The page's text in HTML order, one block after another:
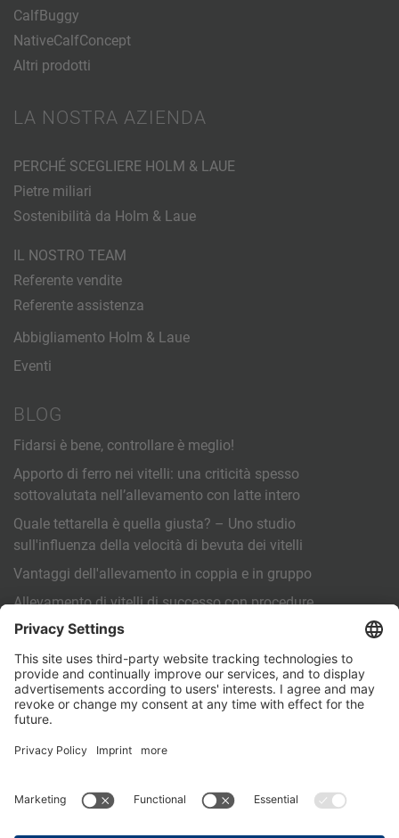
CalfBuggy
NativeCalfConcept
Altri prodotti
LA NOSTRA AZIENDA
PERCHÉ SCEGLIERE HOLM & LAUE
Pietre miliari
Sostenibilità da Holm & Laue
IL NOSTRO TEAM
Referente vendite
Referente assistenza
Abbigliamento Holm & Laue
Eventi
BLOG
Fidarsi è bene, controllare è meglio!
Apporto di ferro nei vitelli: una criticità spesso
sottovalutata nell’allevamento con latte intero
Quale tettarella è quella giusta? – Uno studio
sull'influenza della velocità di bevuta dei vitelli
Vantaggi dell'allevamento in coppia e in gruppo
Allevamento di vitelli di successo con procedure
operative standardizzate (SOP)
ALTRO
Contatto
PartnerPortal
Note legali